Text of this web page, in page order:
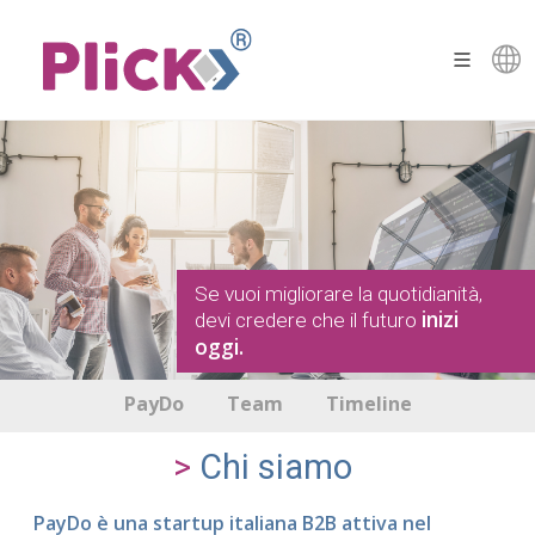
Se vuoi migliorare la quotidianità,
devi credere che il futuro inizi
oggi.
PayDo Team Timeline
Chi siamo
PayDo è una startup italiana B2B attiva nel